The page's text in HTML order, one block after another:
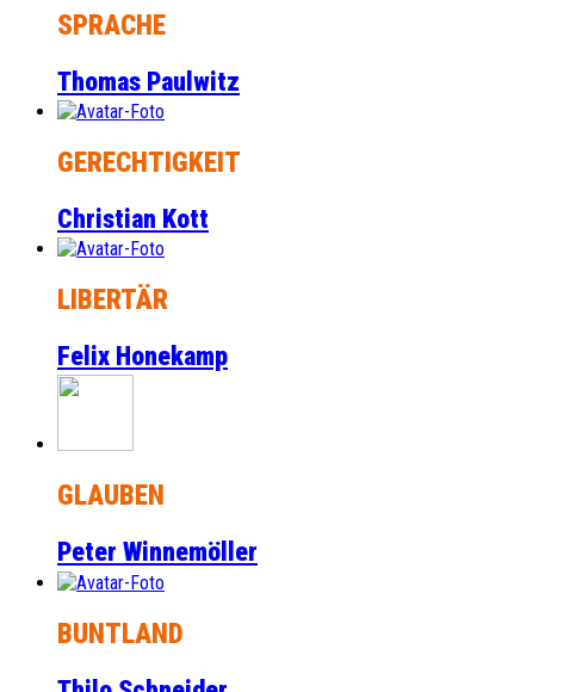
SPRACHE
Thomas Paulwitz
GERECHTIGKEIT
Christian Kott
LIBERTÄR
Felix Honekamp
GLAUBEN
Peter Winnemöller
BUNTLAND